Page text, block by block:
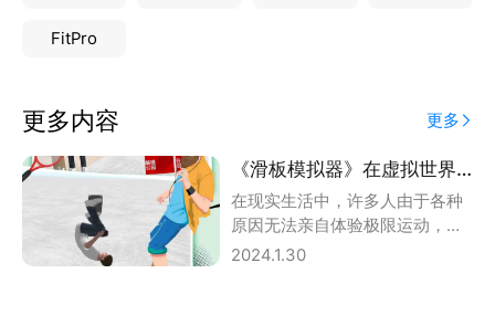
FitPro
更多内容 更多
《滑板模拟器》在虚拟世界中体验极限运动
2024.1.30
在现实生活中，许多人由于各种
原因无法亲自体验极限运动，如
滑板。但是，随着虚拟现实技术